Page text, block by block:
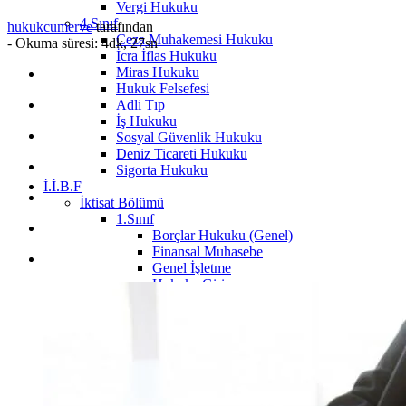
Vergi Hukuku
4.Sınıf
Ceza Muhakemesi Hukuku
İcra İflas Hukuku
Miras Hukuku
Hukuk Felsefesi
Adli Tıp
İş Hukuku
Sosyal Güvenlik Hukuku
Deniz Ticareti Hukuku
Sigorta Hukuku
İ.İ.B.F
İktisat Bölümü
1.Sınıf
Borçlar Hukuku (Genel)
Finansal Muhasebe
Genel İşletme
Hukuka Giriş
hukukcumerve tarafından
- Okuma süresi: 4dk, 27sn